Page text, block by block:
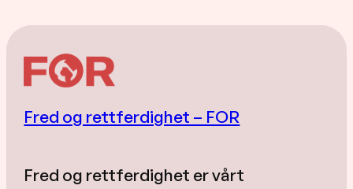
Fred og rettferdighet – FOR
Fred og rettferdighet er vårt